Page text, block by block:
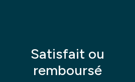
Satisfait ou
remboursé